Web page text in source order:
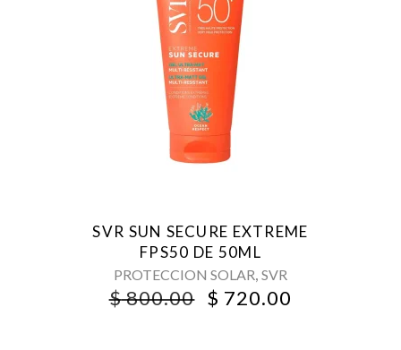
SVR SUN SECURE EXTREME
FPS50 DE 50ML
PROTECCION SOLAR, SVR
$800.00 ORIGINAL
$ 720.00